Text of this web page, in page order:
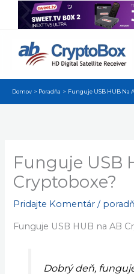
Preskočiť
Domov Poradňa Funguje USB HUB Na
Funguje USB
Cryptoboxe?
Pridajte Komentár /
Funguje USB HUB na AB
Dobrý deň,